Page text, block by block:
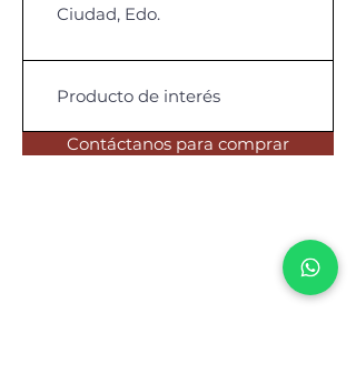
Contáctanos para comprar